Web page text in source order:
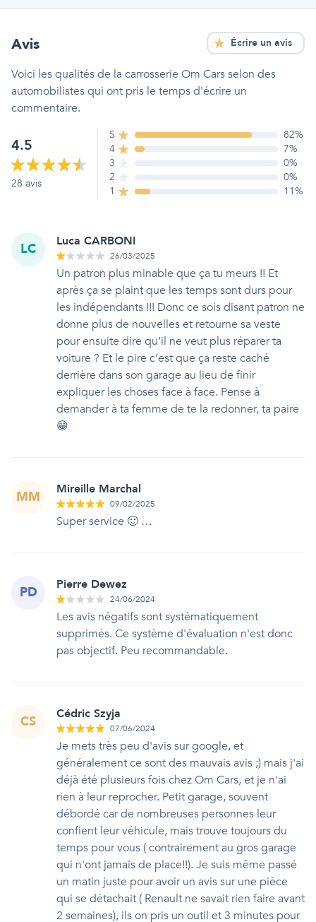
Avis Écrire un avis
Voici les qualitésde la carrosserie Om Carsselon des
automobilistes qui ont pris le temps d'écrire un
commentaire.
4.5
28 avis
5 82%
4
7%
3
0%
2
0%
1
11%
LC Luca CARBONI
26/03/2025
Un patron plus minable que ça tu meurs !! Et
après ça se plaint que les temps sont durs pour
les indépendants !!! Donc ce sois disant patron ne
donne plus de nouvelles et retourne sa veste
pour ensuite dire qu’il ne veut plus réparer ta
voiture ? Et le pire c’est que ça reste caché
derrière dans son garage au lieu de finir
expliquer les choses face à face. Pense à
demander à ta femme de te la redonner, ta paire
😁
MM Mireille Marchal
09/02/2025
Super service 🙂 …
PD Pierre Dewez
24/06/2024
Les avis négatifs sont systématiquement
supprimés. Ce système d'évaluation n'est donc
pas objectif. Peu recommandable.
CS Cédric Szyja
07/06/2024
Je mets très peu d'avis sur google, et
généralement ce sont des mauvais avis ;) mais j'ai
déjà été plusieurs fois chez Om Cars, et je n'ai
rien à leur reprocher. Petit garage, souvent
débordé car de nombreuses personnes leur
confient leur véhicule, mais trouve toujours du
temps pour vous ( contrairement au gros garage
qui n'ont jamais de place!!). Je suis même passé
un matin juste pour avoir un avis sur une pièce
qui se détachait ( Renault ne savait rien faire avant
2 semaines), ils on pris un outil et 3 minutes pour